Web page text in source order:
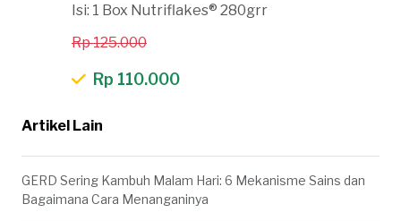
Isi: 1 Box Nutriflakes® 280grr
Rp 125.000
Rp 110.000
Artikel Lain
GERD Sering Kambuh Malam Hari: 6 Mekanisme Sains dan
Bagaimana Cara Menanganinya